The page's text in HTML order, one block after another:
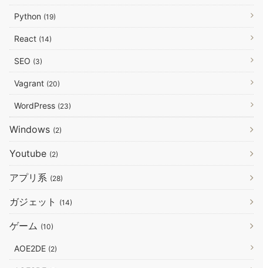
Python (19)
React (14)
SEO (3)
Vagrant (20)
WordPress (23)
Windows (2)
Youtube (2)
アプリ系 (28)
ガジェット (14)
ゲーム (10)
AOE2DE (2)